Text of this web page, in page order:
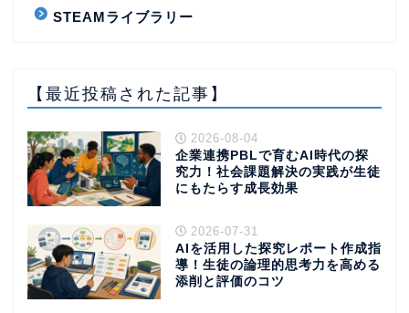
STEAMライブラリー
【最近投稿された記事】
2026-08-04
企業連携PBLで育むAI時代の探
究力！社会課題解決の実践が生徒
にもたらす成長効果
2026-07-31
AIを活用した探究レポート作成指
導！生徒の論理的思考力を高める
添削と評価のコツ